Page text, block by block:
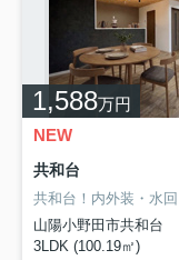
1,588万円
NEW
共和台
山陽小野田市共和台
3LDK (100.19㎡)